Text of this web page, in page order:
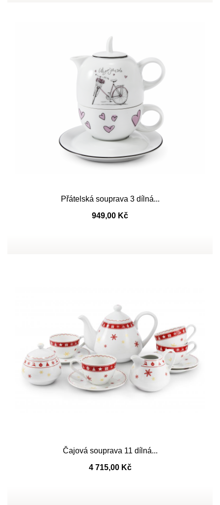
Přátelská souprava 3 dílná...
949,00 Kč
Čajová souprava 11 dílná...
4 715,00 Kč